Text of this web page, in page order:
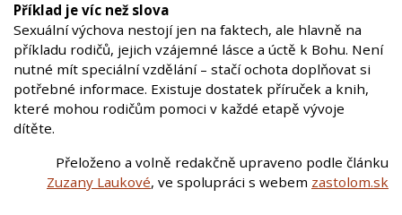
Příklad je víc než slova
Sexuální výchova nestojí jen na faktech, ale hlavně na
příkladu rodičů, jejich vzájemné lásce a úctě k Bohu. Není
nutné mít speciální vzdělání – stačí ochota doplňovat si
potřebné informace. Existuje dostatek příruček a knih,
které mohou rodičům pomoci v každé etapě vývoje
dítěte.
Přeloženo a volně redakčně upraveno podle článku
Zuzany Laukové, ve spolupráci s webem zastolom.sk